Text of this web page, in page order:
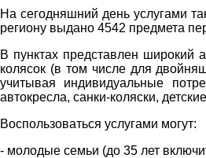
На сегодняшний день услугами
региону выдано 4542 предмета
В пунктах представлен широкий
колясок (в том числе для
учитывая индивидуальные
автокресла, санки-коляски,
Воспользоваться услугами могут:
- молодые семьи (до 35 лет